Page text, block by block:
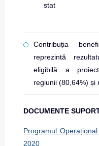
stat
Contribuția
reprezintă
eligibilă a
regiunii (80,64%) și
DOCUMENTE
Programul
2020